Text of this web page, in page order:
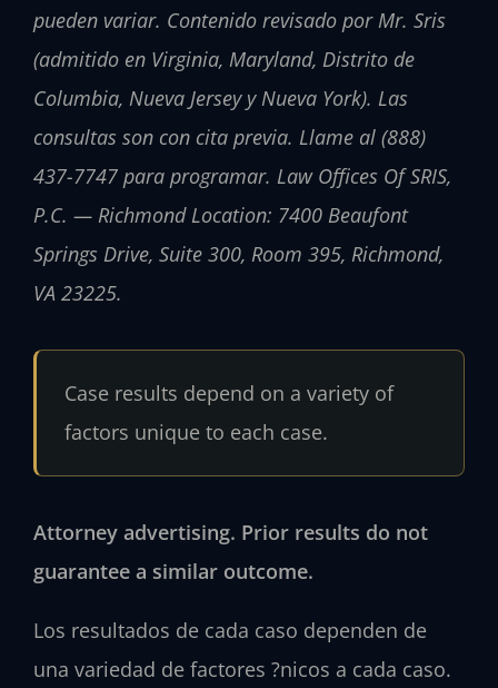
pueden variar. Contenido revisado por Mr. Sris
(admitido en Virginia, Maryland, Distrito de
Columbia, Nueva Jersey y Nueva York). Las
consultas son con cita previa. Llame al (888)
437-7747 para programar. Law Offices Of SRIS,
P.C. — Richmond Location: 7400 Beaufont
Springs Drive, Suite 300, Room 395, Richmond,
VA 23225.
Case results depend on a variety of
factors unique to each case.
Attorney advertising. Prior results do not
guarantee a similar outcome.
Los resultados de cada caso dependen de
una variedad de factores ?nicos a cada caso.